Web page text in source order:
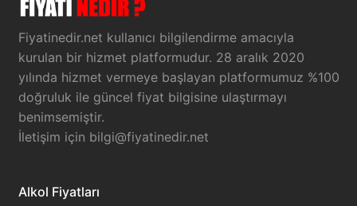
Fiyatinedir.net kullanıcı bilgilendirme amacıyla
kurulan bir hizmet platformudur. 28 aralık 2020
yılında hizmet vermeye başlayan platformumuz %100
doğruluk ile güncel fiyat bilgisine ulaştırmayı
benimsemiştir.
İletişim için bilgi@fiyatinedir.net
Alkol Fiyatları